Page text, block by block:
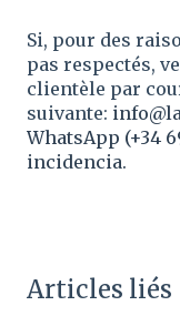
Si, pour des
pas respectés,
clientèle par
suivante:
WhatsApp (+34
incidencia.
Articles liés